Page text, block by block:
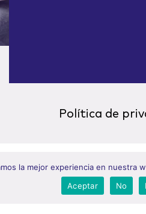
Política de
la mejor experiencia en
Aceptar
No